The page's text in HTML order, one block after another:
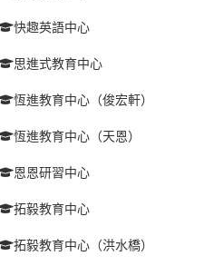
快趣英語中心
思進式教育中心
恆進教育中心（俊宏軒）
恆進教育中心（天恩）
恩恩研習中心
拓毅教育中心
拓毅教育中心（洪水橋）